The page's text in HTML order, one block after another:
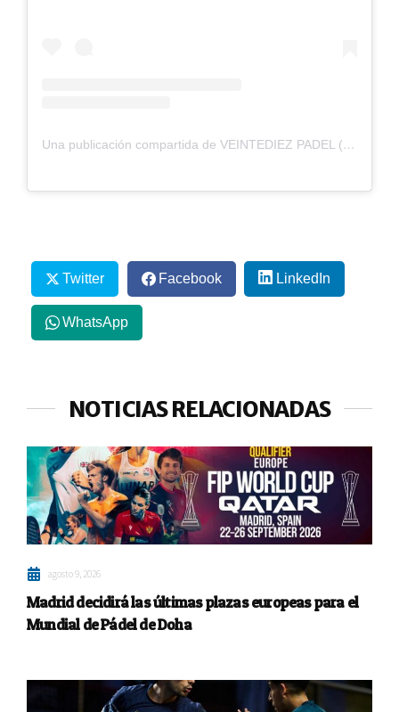
Una publicación compartida de VEINTEDIEZ PADEL (@veintediezpadel)
Twitter Facebook LinkedIn
WhatsApp
NOTICIAS RELACIONADAS
agosto 9, 2026
Madrid decidirá las últimas plazas europeas para el
Mundial de Pádel de Doha